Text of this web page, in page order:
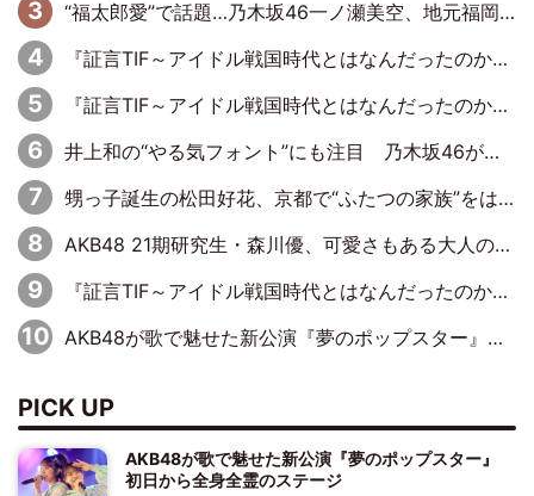
“福太郎愛”で話題…乃木坂46一ノ瀬美空、地元福岡『めんべい25周年トップサポーター』に就任
『証言TIF～アイドル戦国時代とはなんだったのか～』第6回：でんぱ組.inc・古川未鈴×相沢梨紗「『ハロプロやりたかったな』って言ったら、夢眠ねむさんに『てめえはでんぱ組．incなんだよ！』って肩パンされて(笑)」
『証言TIF～アイドル戦国時代とはなんだったのか～』第11回：私立恵比寿中学・真山りか×安本彩花「TIFで10年ぶりのキョンシーメイクをしたら、場を完全に引かせてしまって。時代が変わったんだなって」
井上和の“やる気フォント”にも注目 乃木坂46が挑んだ書道パフォーマンスの舞台裏
甥っ子誕生の松田好花、京都で“ふたつの家族”をはしご！ “母”黒谷友香に見送られ、“父”松岡昌宏とはハシゴ酒
AKB48 21期研究生・森川優、可愛さもある大人の女性に
『証言TIF～アイドル戦国時代とはなんだったのか～』第10回：さくら学院・武藤彩未×飯田らうら「正直、中3で辞めるというのを信じてなくて。そう言われてはいたけど、嘘でしょって」
AKB48が歌で魅せた新公演『夢のポップスター』 初日から全身全霊のステージ
PICK UP
AKB48が歌で魅せた新公演『夢のポップスター』
初日から全身全霊のステージ